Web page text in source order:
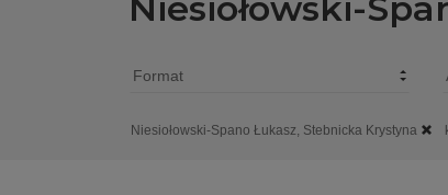
Niesiołowski-Spano Łukasz, Stebnicka Krystyna